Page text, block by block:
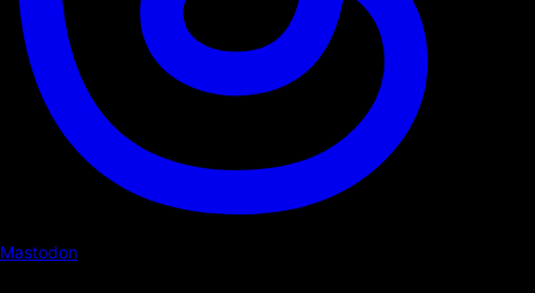
Mastodon